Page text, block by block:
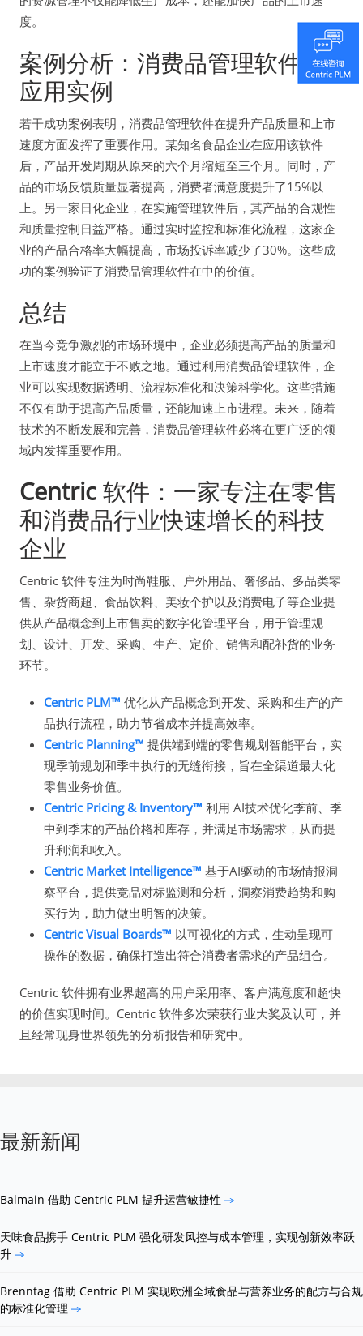
度。
案例分析：消费品管理软件的
应用实例
若干成功案例表明，消费品管理软件在提升产品质量和上市
速度方面发挥了重要作用。某知名食品企业在应用该软件
后，产品开发周期从原来的六个月缩短至三个月。同时，产
品的市场反馈质量显著提高，消费者满意度提升了15%以
上。另一家日化企业，在实施管理软件后，其产品的合规性
和质量控制日益严格。通过实时监控和标准化流程，这家企
业的产品合格率大幅提高，市场投诉率减少了30%。这些成
功的案例验证了消费品管理软件在中的价值。
总结
在当今竞争激烈的市场环境中，企业必须提高产品的质量和
上市速度才能立于不败之地。通过利用消费品管理软件，企
业可以实现数据透明、流程标准化和决策科学化。这些措施
不仅有助于提高产品质量，还能加速上市进程。未来，随着
技术的不断发展和完善，消费品管理软件必将在更广泛的领
域内发挥重要作用。
Centric 软件：一家专注在零售
和消费品行业快速增长的科技
企业
Centric 软件专注为时尚鞋服、户外用品、奢侈品、多品类零
售、杂货商超、食品饮料、美妆个护以及消费电子等企业提
供从产品概念到上市售卖的数字化管理平台，用于管理规
划、设计、开发、采购、生产、定价、销售和配补货的业务
环节。
Centric PLM™ 优化从产品概念到开发、采购和生产的产
品执行流程，助力节省成本并提高效率。
Centric Planning™ 提供端到端的零售规划智能平台，实
现季前规划和季中执行的无缝衔接，旨在全渠道最大化
零售业务价值。
Centric Pricing & Inventory™ 利用 AI技术优化季前、季
中到季末的产品价格和库存，并满足市场需求，从而提
升利润和收入。
Centric Market Intelligence™ 基于AI驱动的市场情报洞
察平台，提供竞品对标监测和分析，洞察消费趋势和购
买行为，助力做出明智的决策。
Centric Visual Boards™ 以可视化的方式，生动呈现可
操作的数据，确保打造出符合消费者需求的产品组合。
Centric 软件拥有业界超高的用户采用率、客户满意度和超快
的价值实现时间。Centric 软件多次荣获行业大奖及认可，并
且经常现身世界领先的分析报告和研究中。
最新新闻
Balmain 借助 Centric PLM 提升运营敏捷性
天味食品携手 Centric PLM 强化研发风控与成本管理，实现创新效率跃
升
Brenntag 借助 Centric PLM 实现欧洲全域食品与营养业务的配方与合规
的标准化管理